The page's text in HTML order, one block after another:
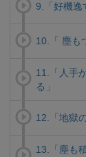
9.「好機逸
10.「 塵も
11.「人手
る」
12.「地獄
13.「塵も